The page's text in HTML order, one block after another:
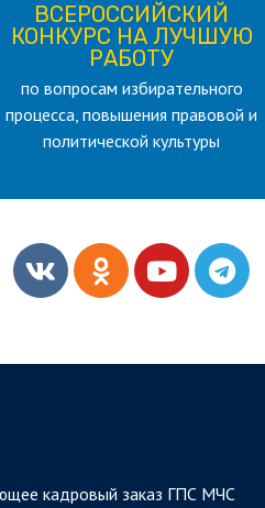
ВСЕРОССИЙСКИЙ
КОНКУРС НА ЛУЧШУЮ
РАБОТУ
по вопросам избирательного
процесса, повышения правовой и
политической культуры
ВСЕРОССИЙСКИЙ
КОНКУРС НА ЛУЧШУЮ
РАБОТУ
для лица старше 18 и моложе 35
лет
кадровый заказ ГПС МЧС